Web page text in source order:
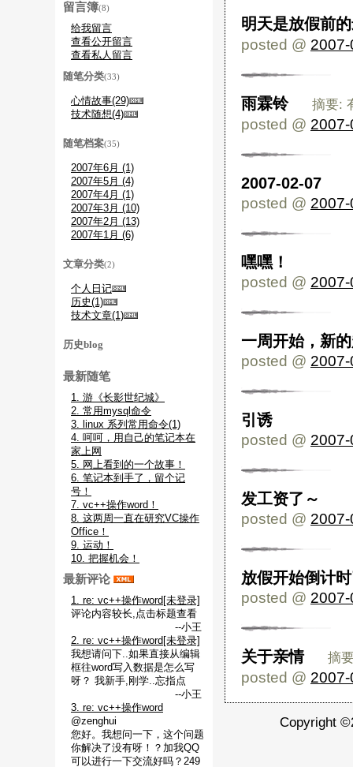
明天是放假前
posted @
雨霖铃摘要: 有
posted @
2007-02-07
posted @
嘿嘿！
posted @
一周开始，新
posted @
引诱
posted @
发工资了～
posted @
放假开始倒计
posted @
关于亲情摘要:
posted @
Copyright
留言簿(8)
给我留言
查看公开留言
查看私人留言
随笔分类(33)
心情故事(29)
技术随想(4)
随笔档案(35)
2007年6月 (1)
2007年5月 (4)
2007年4月 (1)
2007年3月 (10)
2007年2月 (13)
2007年1月 (6)
文章分类(2)
个人日记
历史(1)
技术文章(1)
历史blog
最新随笔
1. 游《长影世纪城》
2. 常用mysql命令
3. linux 系列常用命令(1)
4. 呵呵，用自己的笔记本在
家上网
5. 网上看到的一个故事！
6. 笔记本到手了，留个记
号！
7. vc++操作word！
8. 这两周一直在研究VC操作
Office！
9. 运动！
10. 把握机会！
最新评论
1. re: vc++操作word[未登录]
评论内容较长,点击标题查看
--小王
2. re: vc++操作word[未登录]
我想请问下..如果直接从编辑
框往word写入数据是怎么写
呀？ 我新手,刚学..忘指点
--小王
3. re: vc++操作word
@zenghui
您好。我想问一下，这个问题
你解决了没有呀！？加我QQ
可以进行一下交流好吗？249